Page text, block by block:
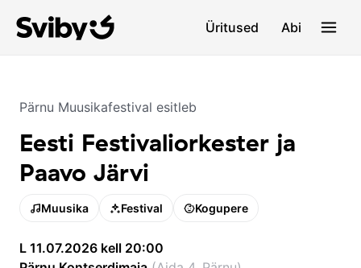
Üritused Abi
Pärnu Muusikafestival esitleb
Eesti Festivaliorkester ja
Paavo Järvi
Muusika Festival Kogupere
L 11.07.2026 kell 20:00